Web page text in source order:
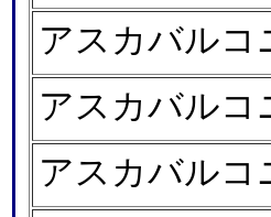
アスカバルコ
アスカバルコ
アスカバルコ